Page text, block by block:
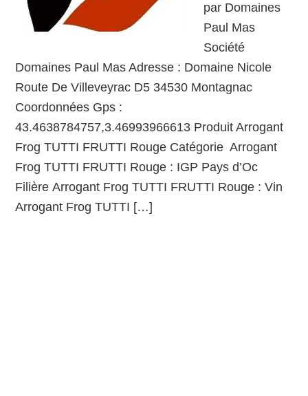
par Domaines
Paul Mas
Société
Domaines Paul Mas Adresse : Domaine Nicole
Route De Villeveyrac D5 34530 Montagnac
Coordonnées Gps :
43.4638784757,3.46993966613 Produit Arrogant
Frog TUTTI FRUTTI Rouge Catégorie Arrogant
Frog TUTTI FRUTTI Rouge : IGP Pays d’Oc
Filière Arrogant Frog TUTTI FRUTTI Rouge : Vin
Arrogant Frog TUTTI […]